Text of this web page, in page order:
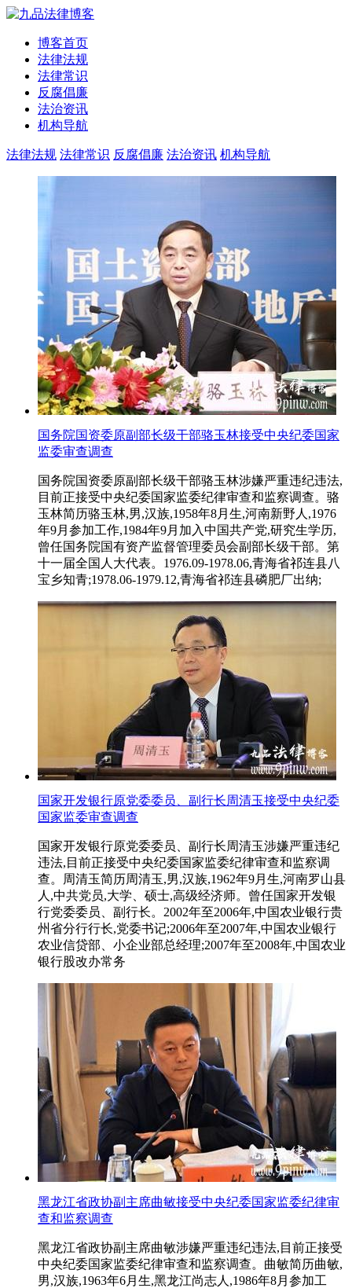
博客首页
法律法规
法律常识
反腐倡廉
法治资讯
机构导航
法律法规 法律常识 反腐倡廉 法治资讯 机构导航
国务院国资委原副部长级干部骆玉林接受中央纪委国家
监委审查调查
国务院国资委原副部长级干部骆玉林涉嫌严重违纪违法,
目前正接受中央纪委国家监委纪律审查和监察调查。骆
玉林简历骆玉林,男,汉族,1958年8月生,河南新野人,1976
年9月参加工作,1984年9月加入中国共产党,研究生学历,
曾任国务院国有资产监督管理委员会副部长级干部。第
十一届全国人大代表。1976.09-1978.06,青海省祁连县八
宝乡知青;1978.06-1979.12,青海省祁连县磷肥厂出纳;
国家开发银行原党委委员、副行长周清玉接受中央纪委
国家监委审查调查
国家开发银行原党委委员、副行长周清玉涉嫌严重违纪
违法,目前正接受中央纪委国家监委纪律审查和监察调
查。周清玉简历周清玉,男,汉族,1962年9月生,河南罗山县
人,中共党员,大学、硕士,高级经济师。曾任国家开发银
行党委委员、副行长。2002年至2006年,中国农业银行贵
州省分行行长,党委书记;2006年至2007年,中国农业银行
农业信贷部、小企业部总经理;2007年至2008年,中国农业
银行股改办常务
黑龙江省政协副主席曲敏接受中央纪委国家监委纪律审
查和监察调查
黑龙江省政协副主席曲敏涉嫌严重违纪违法,目前正接受
中央纪委国家监委纪律审查和监察调查。曲敏简历曲敏,
男,汉族,1963年6月生,黑龙江尚志人,1986年8月参加工